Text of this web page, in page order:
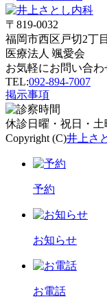
〒819-0032
福岡市西区戸切2丁
医療法人 颯愛会
お気軽にお問い合
TEL:092-894-7007
掲示事項
休診 日曜・祝日・土
Copyright (C)井上さ
予約
お知らせ
お電話